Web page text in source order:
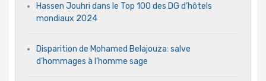
Hassen Jouhri dans le Top 100 des DG d’hôtels
mondiaux 2024
Disparition de Mohamed Belajouza: salve
d’hommages à l’homme sage